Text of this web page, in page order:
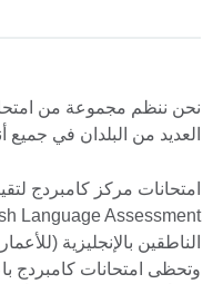
نحن ننظم مجموعة من
العديد من البلدان في جميع
الناطقين بالإنجليزية
وتحظى امتحانات كامبردج